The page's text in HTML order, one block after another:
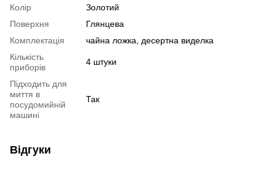
Колір
Золотий
Поверхня
Глянцева
Комплектація
чайна ложка, десертна виделка
Кількість
приборів
4 штуки
Підходить для
миття в
посудомийній
машині
Так
Відгуки